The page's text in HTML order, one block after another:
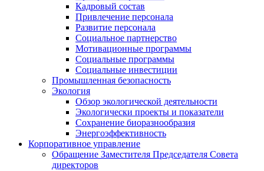
Кадровый состав
Привлечение персонала
Развитие персонала
Социальное партнерство
Мотивационные программы
Социальные программы
Социальные инвестиции
Промышленная безопасность
Экология
Обзор экологической деятельности
Экологически проекты и показатели
Сохранение биоразнообразия
Энергоэффективность
Корпоративное управление
Обращение Заместителя Председателя Совета
директоров